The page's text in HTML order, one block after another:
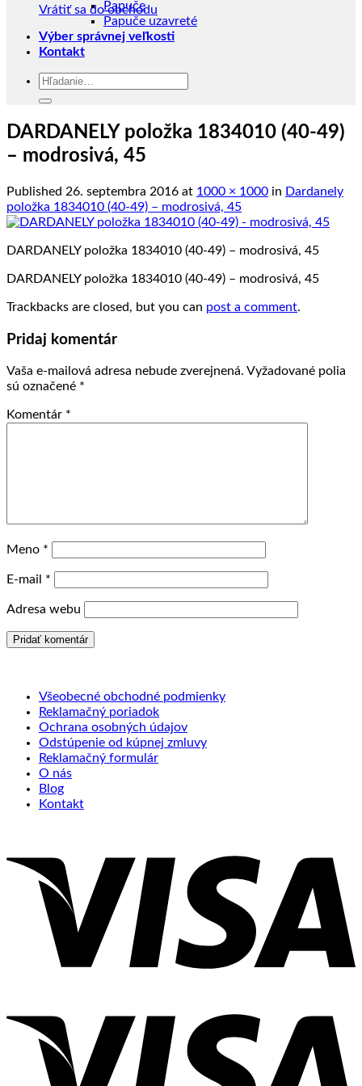
Vrátiť sa do obchodu
Papuče
Papuče uzavreté
Výber správnej veľkosti
Kontakt
Hľadať:
DARDANELY položka 1834010 (40-49)
– modrosivá, 45
Published 26. septembra 2016 at 1000 × 1000 in Dardanely
položka 1834010 (40-49) – modrosivá, 45
DARDANELY položka 1834010 (40-49) – modrosivá, 45
DARDANELY položka 1834010 (40-49) – modrosivá, 45
Trackbacks are closed, but you can post a comment.
Pridaj komentár
Vaša e-mailová adresa nebude zverejnená. Vyžadované polia
sú označené *
Komentár *
Meno *
E-mail *
Adresa webu
Všeobecné obchodné podmienky
Reklamačný poriadok
Ochrana osobných údajov
Odstúpenie od kúpnej zmluvy
Reklamačný formulár
O nás
Blog
Kontakt